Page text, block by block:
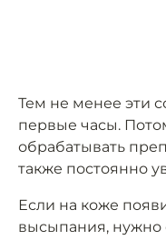
Тем не менее эти
первые часы.
обрабатывать
также постоянно
Если на коже
высыпания, нужно